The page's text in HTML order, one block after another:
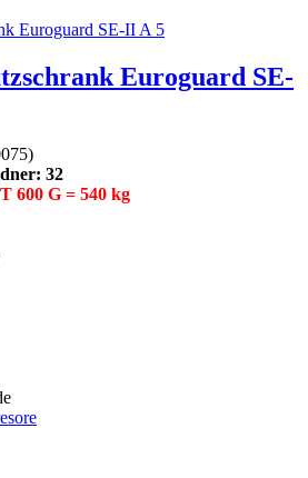
Euroguard SE-
)
32
600 G = 540 kg